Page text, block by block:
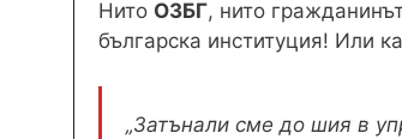
Нито ОЗБГ, нито
българска институция! Или
„Затънали сме до шия в